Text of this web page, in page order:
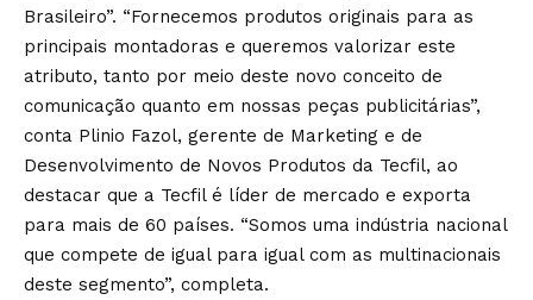
Brasileiro”. “Fornecemos produtos originais para as
principais montadoras e queremos valorizar este
atributo, tanto por meio deste novo conceito de
comunicação quanto em nossas peças publicitárias”,
conta Plinio Fazol, gerente de Marketing e de
Desenvolvimento de Novos Produtos da Tecfil, ao
destacar que a Tecfil é líder de mercado e exporta
para mais de 60 países. “Somos uma indústria nacional
que compete de igual para igual com as multinacionais
deste segmento”, completa.